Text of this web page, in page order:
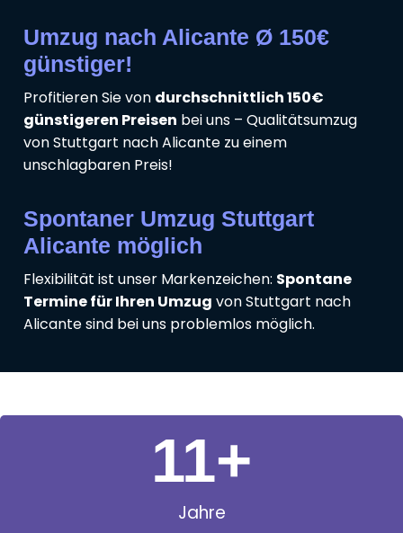
Umzug nach Alicante Ø 150€
günstiger!
Profitieren Sie von durchschnittlich 150€
günstigeren Preisen bei uns – Qualitätsumzug
von Stuttgart nach Alicante zu einem
unschlagbaren Preis!
Spontaner Umzug Stuttgart
Alicante möglich
Flexibilität ist unser Markenzeichen: Spontane
Termine für Ihren Umzug von Stuttgart nach
Alicante sind bei uns problemlos möglich.
Jahre
11+